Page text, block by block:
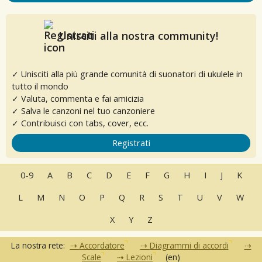
Unisciti alla nostra community!
✓ Unisciti alla più grande comunità di suonatori di ukulele in
tutto il mondo
✓ Valuta, commenta e fai amicizia
✓ Salva le canzoni nel tuo canzoniere
✓ Contribuisci con tabs, cover, ecc.
Registrati
0-9 A B C D E F G H I J
K
L
M N O P Q R S T U V
W
X
Y Z
La nostra rete: Accordatore
Diagrammi di accordi
Scale
Lezioni (en)